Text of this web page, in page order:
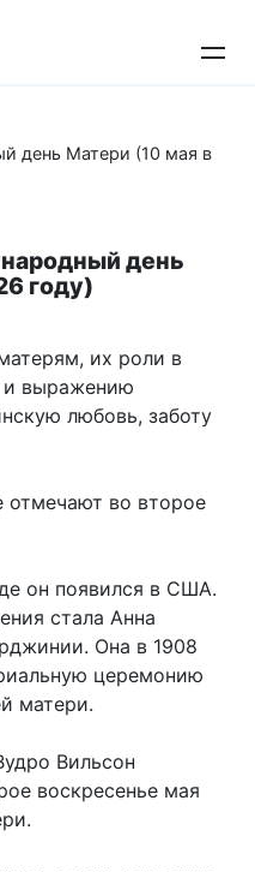
день Матери (10 мая в
день
году)
их роли в
и выражению
любовь, заботу
во второе
он появился в США.
стала Анна
Она в 1908
церемонию
матери.
Вильсон
воскресенье мая